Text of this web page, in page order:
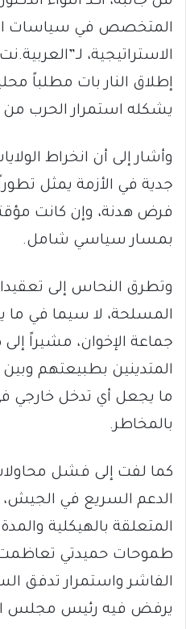
المتخصص في سياسات
الاستراتيجية،
إطلاق النار بات مطلباً
يشكله استمرار الحرب من
وأشار إلى أن انخراط
جدية في الأزمة يمثل
فرض هدنة، وإن كانت
بمسار سياسي شامل.
وتطرق النحاس إلى
المسلحة، لا سيما في ما
جماعة الإخوان، مشيراً
المتدينين بطبيعتهم
ما يجعل أي تدخل خارجي
بالمخاطر.
كما لفت إلى فشل
الدعم السريع في
المتعلقة بالهيكلية
طموحات حميدتي
الفاشر واستمرار تدفق
يرفض فيه رئيس مجلس